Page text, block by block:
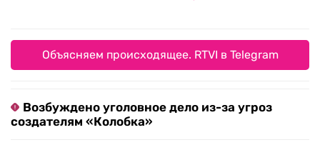
Объясняем происходящее. RTVI в Telegram
Возбуждено уголовное дело из-за угроз
создателям «Колобка»